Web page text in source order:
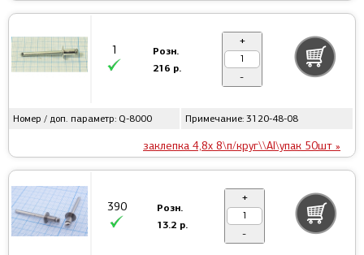
Номер / доп. параметр: Q-8000 Примечание: 3120-48-08
заклепка 4,8x 8\п/круг\\Al\упак 50шт »
1
Розн.
216 р.
+
-
390
Розн.
13.2 р.
+
-